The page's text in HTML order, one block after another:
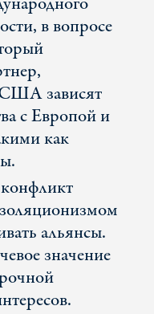
в вопросе
зависят
с Европой и
как
альянсы.
значение